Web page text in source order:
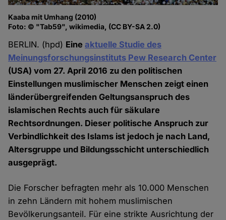
Kaaba mit Umhang (2010)
Foto: © "Tab59", wikimedia, (CC BY-SA 2.0)
BERLIN. (hpd) Eineaktuelle Studie des
Meinungsforschungsinstituts Pew Research Center
(USA) vom 27. April 2016 zu den politischen
Einstellungen muslimischer Menschen zeigt einen
länderübergreifenden Geltungsanspruch des
islamischen Rechts auch für säkulare
Rechtsordnungen. Dieser politische Anspruch zur
Verbindlichkeit des Islams ist jedoch je nach Land,
Altersgruppe und Bildungsschicht unterschiedlich
ausgeprägt.
Die Forscher befragten mehr als 10.000 Menschen
in zehn Ländern mit hohem muslimischen
Bevölkerungsanteil. Für eine strikte Ausrichtung der